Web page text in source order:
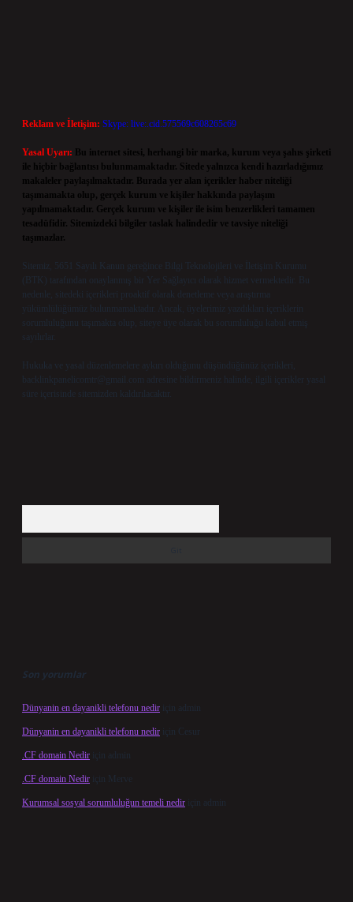
Reklam ve İletişim: Skype: live:.cid.575569c608265c69
Yasal Uyarı:
Bu internet sitesi, herhangi bir marka, kurum veya şahıs şirketi
ile hiçbir bağlantısı bulunmamaktadır. Sitede yalnızca kendi hazırladığımız
makaleler paylaşılmaktadır. Burada yer alan içerikler haber niteliği
taşımamakta olup, gerçek kurum ve kişiler hakkında paylaşım
yapılmamaktadır. Gerçek kurum ve kişiler ile isim benzerlikleri tamamen
tesadüfidir. Sitemizdeki bilgiler taslak halindedir ve tavsiye niteliği
taşımazlar.
Sitemiz, 5651 Sayılı Kanun gereğince Bilgi Teknolojileri ve İletişim Kurumu
(BTK) tarafından onaylanmış bir Yer Sağlayıcı olarak hizmet vermektedir. Bu
nedenle, sitedeki içerikleri proaktif olarak denetleme veya araştırma
yükümlülüğümüz bulunmamaktadır. Ancak, üyelerimiz yazdıkları içeriklerin
sorumluluğunu taşımakta olup, siteye üye olarak bu sorumluluğu kabul etmiş
sayılırlar.
Hukuka ve yasal düzenlemelere aykırı olduğunu düşündüğünüz içerikleri,
backlinkpanelicomtr@gmail.com adresine bildirmeniz halinde, ilgili içerikler yasal
süre içerisinde sitemizden kaldırılacaktır.
Son yorumlar
Dünyanin en dayanikli telefonu nedir için admin
Dünyanin en dayanikli telefonu nedir için Cesur
.CF domain Nedir için admin
.CF domain Nedir için Merve
Kurumsal sosyal sorumluluğun temeli nedir için admin